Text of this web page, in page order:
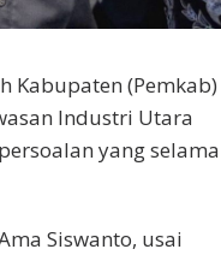
Kabupaten (Pemkab)
Industri Utara
yang selama
Siswanto, usai